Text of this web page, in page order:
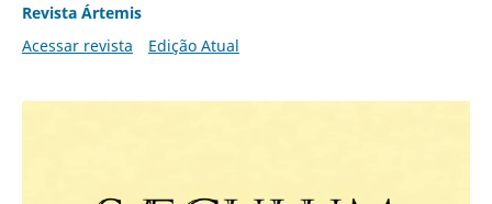
Revista Ártemis
Acessar revista
Edição Atual